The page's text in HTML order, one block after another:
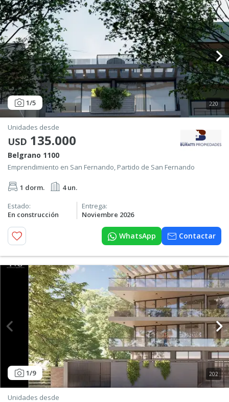
1/5 220
Unidades desde
USD 135.000
Belgrano 1100
Emprendimiento en San Fernando, Partido de San Fernando
1 dorm.
4 un.
Estado:
En construcción
Entrega:
Noviembre 2026
WhatsApp Contactar
1/9 202
Unidades desde